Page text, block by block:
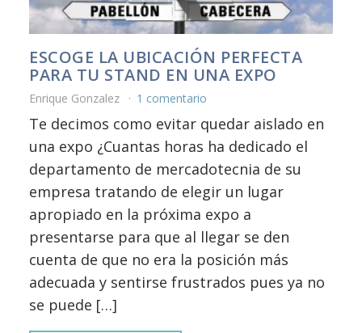
ESCOGE LA UBICACIÓN PERFECTA
PARA TU STAND EN UNA EXPO
Enrique Gonzalez 1 comentario
Te decimos como evitar quedar aislado en
una expo ¿Cuantas horas ha dedicado el
departamento de mercadotecnia de su
empresa tratando de elegir un lugar
apropiado en la próxima expo a
presentarse para que al llegar se den
cuenta de que no era la posición más
adecuada y sentirse frustrados pues ya no
se puede […]